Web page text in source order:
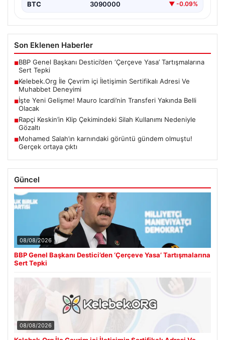
BTC 3090000 ▼ -0.09%
Son Eklenen Haberler
■BBP Genel Başkanı Destici’den ‘Çerçeve Yasa’ Tartışmalarına
Sert Tepki
■Kelebek.Org İle Çevrim içi İletişimin Sertifikalı Adresi Ve
Muhabbet Deneyimi
■İşte Yeni Gelişme! Mauro Icardi’nin Transferi Yakında Belli
Olacak
■Rapçi Keskin’in Klip Çekimindeki Silah Kullanımı Nedeniyle
Gözaltı
■Mohamed Salah’ın karnındaki görüntü gündem olmuştu!
Gerçek ortaya çıktı
Güncel
08/08/2026
BBP Genel Başkanı Destici’den ‘Çerçeve Yasa’ Tartışmalarına
Sert Tepki
08/08/2026